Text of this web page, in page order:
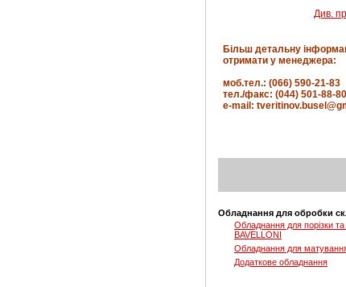
Див.
Більш детальну
отримати у менеджера:
моб.тел.: (066) 590-21-83
тел./факс: (044) 501-88-
e-mail:
Обладнання для обробки
Обладнання для порізки
BAVELLONI
Обладнання для
Додаткове обладнання